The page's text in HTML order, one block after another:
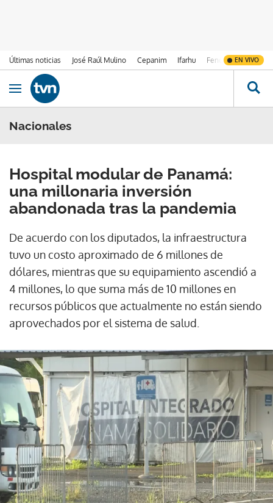
Últimas noticias José Raúl Mulino Cepanim Ifarhu Fenómeno de El
EN VIVO
Ir al contenido
Obrir navegació
Nacionales
Hospital modular de Panamá:
una millonaria inversión
abandonada tras la pandemia
De acuerdo con los diputados, la infraestructura
tuvo un costo aproximado de 6 millones de
dólares, mientras que su equipamiento ascendió a
4 millones, lo que suma más de 10 millones en
recursos públicos que actualmente no están siendo
aprovechados por el sistema de salud.